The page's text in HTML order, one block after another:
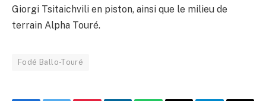
Giorgi Tsitaichvili en piston, ainsi que le milieu de
terrain Alpha Touré.
Fodé Ballo-Touré